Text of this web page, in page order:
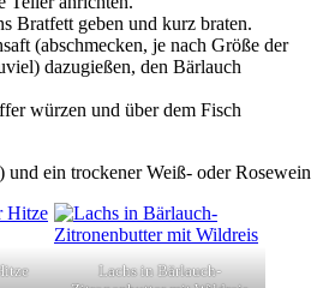
Bratfett geben und kurz braten.
(abschmecken, je nach Größe der
dazugießen, den Bärlauch
würzen und über dem Fisch
und ein trockener Weiß- oder Rosewein
Lachs in Bärlauch-